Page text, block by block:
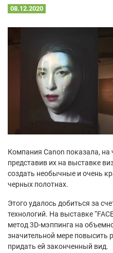
08.12.2020
Компания Canon показала,
представив их на выставке
создать необычные и очень
черных полотнах.
Этого удалось добиться за
технологий. На выставке
метод 3D-мэппинга на
значительной мере повысить
придать ей законченный вид.